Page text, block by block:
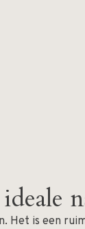
Het is een